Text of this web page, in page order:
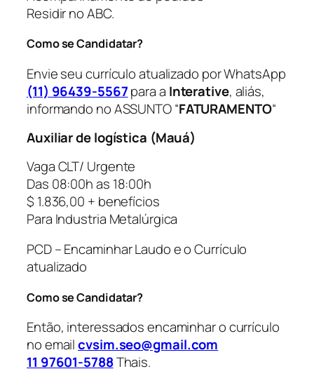
Residir no ABC.
Como se Candidatar?
Envie seu currículo atualizado por WhatsApp
(11) 96439-5567para a Interative, aliás,
informando no ASSUNTO “FATURAMENTO“
Auxiliar de logística (Mauá)
Vaga CLT/ Urgente
Das 08:00h as 18:00h
$ 1.836,00 + benefícios
Para Industria Metalúrgica
PCD – Encaminhar Laudo e o Currículo
atualizado
Como se Candidatar?
Então, interessados encaminhar o currículo
no emailcvsim.seo@gmail.com
11 97601-5788Thais.